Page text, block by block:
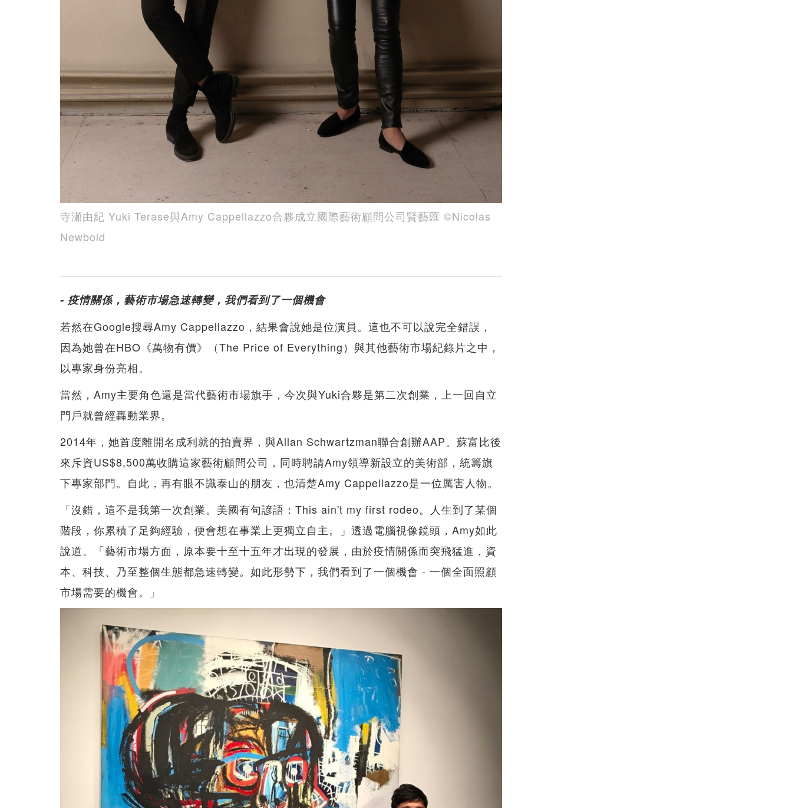
寺瀬由紀 Yuki Terase與Amy Cappellazzo合夥成立國際藝術顧問公司賢藝匯 ©️Nicolas
Newbold
- 疫情關係，藝術市場急速轉變，我們看到了一個機會
若然在Google搜尋Amy Cappellazzo，結果會說她是位演員。這也不可以說完全錯誤，
因為她曾在HBO《萬物有價》（The Price of Everything）與其他藝術市場紀錄片之中，
以專家身份亮相。
當然，Amy主要角色還是當代藝術市場旗手，今次與Yuki合夥是第二次創業，上一回自立
門戶就曾經轟動業界。
2014年，她首度離開名成利就的拍賣界，與Allan Schwartzman聯合創辦AAP。蘇富比後
來斥資US$8,500萬收購這家藝術顧問公司，同時聘請Amy領導新設立的美術部，統籌旗
下專家部門。自此，再有眼不識泰山的朋友，也清楚Amy Cappellazzo是一位厲害人物。
「沒錯，這不是我第一次創業。美國有句諺語：This ain't my first rodeo。人生到了某個
階段，你累積了足夠經驗，便會想在事業上更獨立自主。」透過電腦視像鏡頭，Amy如此
說道。「藝術市場方面，原本要十至十五年才出現的發展，由於疫情關係而突飛猛進，資
本、科技、乃至整個生態都急速轉變。如此形勢下，我們看到了一個機會 - 一個全面照顧
市場需要的機會。」